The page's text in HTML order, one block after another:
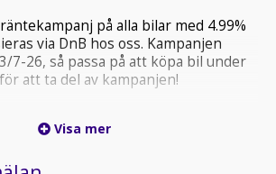
på alla bilar med 4.99%
via DnB hos oss. Kampanjen
7-26, så passa på att köpa bil under
att ta del av kampanjen!
21 i bra skick!
/ Leasing kan ordnas för
Visa mer